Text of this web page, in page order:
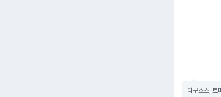
라구소스, 토